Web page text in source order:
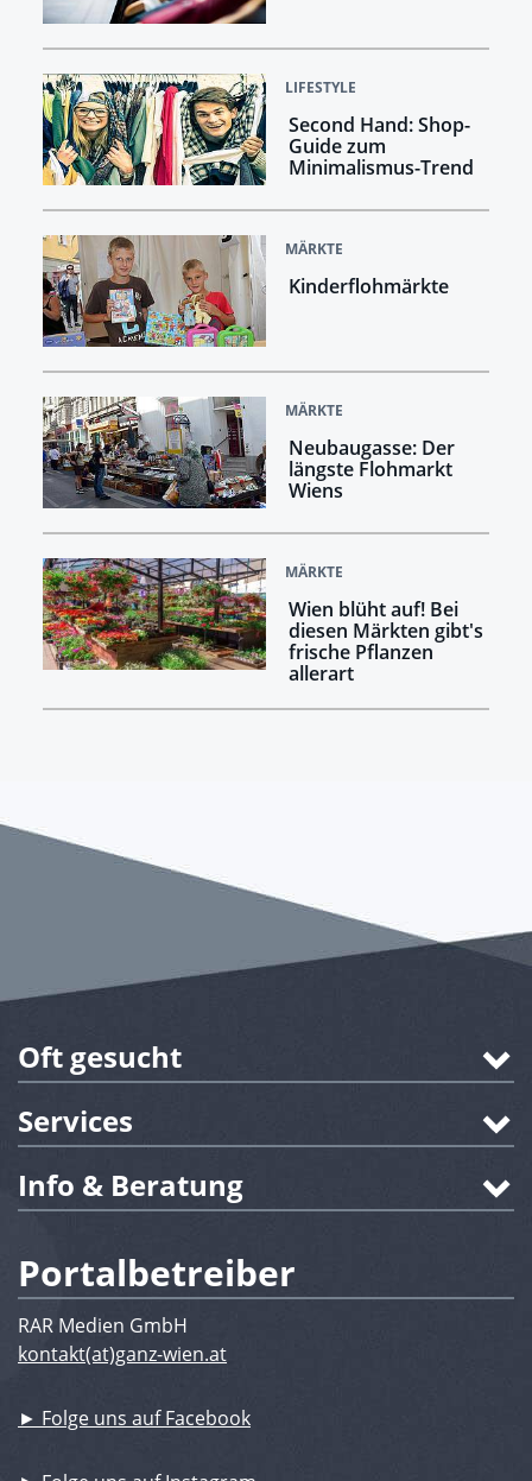
LIFESTYLE
Second Hand: Shop-
Guide zum
Minimalismus-Trend
MÄRKTE
Kinderflohmärkte
MÄRKTE
Neubaugasse: Der
längste Flohmarkt
Wiens
MÄRKTE
Wien blüht auf! Bei
diesen Märkten gibt's
frische Pflanzen
allerart
Oft gesucht
Services
Info & Beratung
Portalbetreiber
RAR Medien GmbH
kontakt(at)ganz-wien.at
► Folge uns auf Facebook